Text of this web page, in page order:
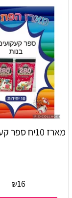
מארז 10יח ספר קעקוע בנות
₪16